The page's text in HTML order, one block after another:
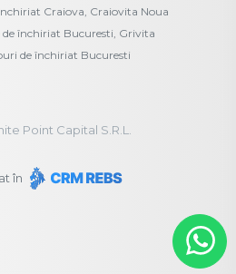
Craiova, Craiovita Noua
de închiriat Bucuresti, Grivita
de închiriat Bucuresti
Point Capital S.R.L.
în